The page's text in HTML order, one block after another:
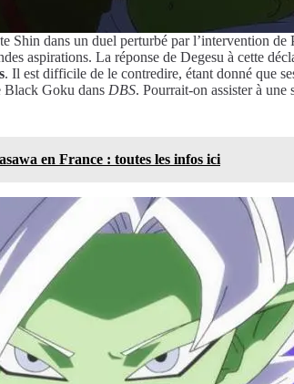
Shin dans un duel perturbé par l’intervention
aspirations. La réponse de Degesu à cette
. Il est difficile de le contredire, étant donné que
Black Goku dans DBS. Pourrait-on assister à
en France : toutes les infos ici